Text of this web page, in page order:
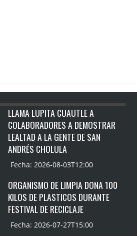
LLAMA LUPITA CUAUTLE A
COLABORADORES A DEMOSTRAR
LEALTAD A LA GENTE DE SAN
ANDRÉS CHOLULA
Fecha: 2026-08-03T12:00
ORGANISMO DE LIMPIA DONA 100
KILOS DE PLASTICOS DURANTE
FESTIVAL DE RECICLAJE
Fecha: 2026-07-27T15:00